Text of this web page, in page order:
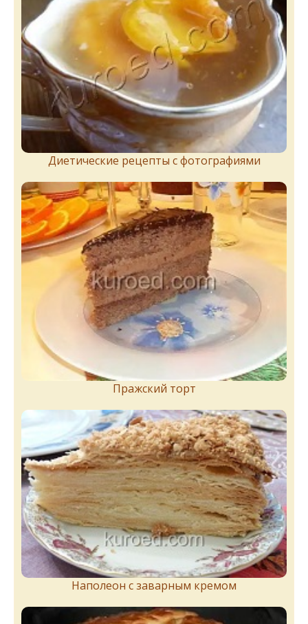
Диетические рецепты с фотографиями
Пражский торт
Наполеон с заварным кремом